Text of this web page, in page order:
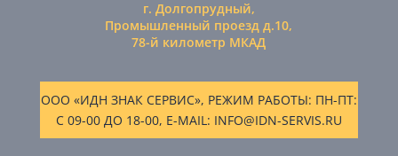
г. Долгопрудный,
Промышленный проезд д.10,
78-й километр МКАД
ООО «ИДН ЗНАК СЕРВИС», РЕЖИМ РАБОТЫ: ПН-ПТ:
С 09-00 ДО 18-00, E-MAIL: INFO@IDN-SERVIS.RU